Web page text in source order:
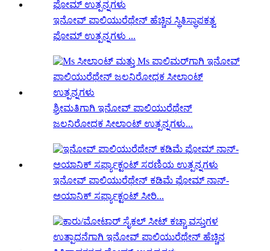
ಇನೋವ್ ಪಾಲಿಯುರೆಥೇನ್ ಹೆಚ್ಚಿನ ಸ್ಥಿತಿಸ್ಥಾಪಕತ್ವ
ಫೋಮ್ ಉತ್ಪನ್ನಗಳು ...
ಶ್ರೀಮತಿಗಾಗಿ ಇನೋವ್ ಪಾಲಿಯುರೆಥೇನ್
ಜಲನಿರೋಧಕ ಸೀಲಾಂಟ್ ಉತ್ಪನ್ನಗಳು...
ಇನೋವ್ ಪಾಲಿಯುರೆಥೇನ್ ಕಡಿಮೆ ಫೋಮ್ ನಾನ್-
ಅಯಾನಿಕ್ ಸರ್ಫ್ಯಾಕ್ಟಂಟ್ ಸೀರಿ...